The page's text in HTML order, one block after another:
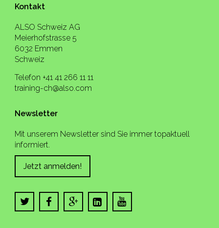
Kontakt
ALSO Schweiz AG
Meierhofstrasse 5
6032 Emmen
Schweiz
Telefon +41 41 266 11 11
training-ch@also.com
Newsletter
Mit unserem Newsletter sind Sie immer topaktuell
informiert.
Jetzt anmelden!